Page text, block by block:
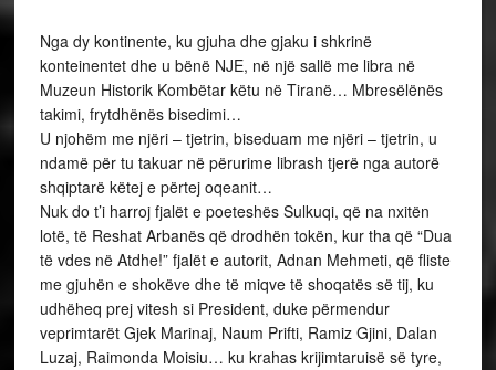
Nga dy kontinente, ku gjuha dhe gjaku i shkrinë
konteinentet dhe u bënë NJE, në një sallë me libra në
Muzeun Historik Kombëtar këtu në Tiranë… Mbresëlënës
takimi, frytdhënës bisedimi…
U njohëm me njëri – tjetrin, biseduam me njëri – tjetrin, u
ndamë për tu takuar në përurime librash tjerë nga autorë
shqiptarë këtej e përtej oqeanit…
Nuk do t’i harroj fjalët e poeteshës Sulkuqi, që na nxitën
lotë, të Reshat Arbanës që drodhën tokën, kur tha që “Dua
të vdes në Atdhe!” fjalët e autorit, Adnan Mehmeti, që fliste
me gjuhën e shokëve dhe të miqve të shoqatës së tij, ku
udhëheq prej vitesh si President, duke përmendur
veprimtarët Gjek Marinaj, Naum Prifti, Ramiz Gjini, Dalan
Luzaj, Raimonda Moisiu… ku krahas krijimtaruisë së tyre,